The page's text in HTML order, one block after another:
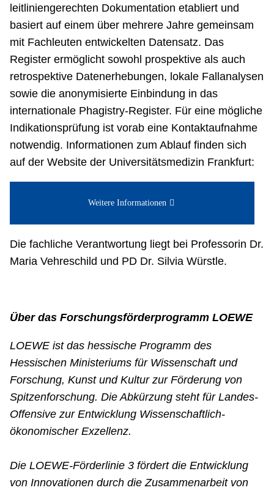
leitliniengerechten Dokumentation etabliert und
basiert auf einem über mehrere Jahre gemeinsam
mit Fachleuten entwickelten Datensatz. Das
Register ermöglicht sowohl prospektive als auch
retrospektive Datenerhebungen, lokale Fallanalysen
sowie die anonymisierte Einbindung in das
internationale Phagistry-Register. Für eine mögliche
Indikationsprüfung ist vorab eine Kontaktaufnahme
notwendig. Informationen zum Ablauf finden sich
auf der Website der Universitätsmedizin Frankfurt:
Weitere Informationen
Die fachliche Verantwortung liegt bei Professorin Dr.
Maria Vehreschild und PD Dr. Silvia Würstle.
Über das Forschungsförderprogramm LOEWE
LOEWE ist das hessische Programm des
Hessischen Ministeriums für Wissenschaft und
Forschung, Kunst und Kultur zur Förderung von
Spitzenforschung. Die Abkürzung steht für Landes-
Offensive zur Entwicklung Wissenschaftlich-
ökonomischer Exzellenz.
Die LOEWE-Förderlinie 3 fördert die Entwicklung
von Innovationen durch die Zusammenarbeit von